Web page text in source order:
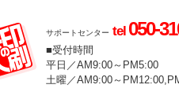
サポートセンター tel 050-
■受付時間
平日／AM9:00～PM5:00
土曜／AM9:00～